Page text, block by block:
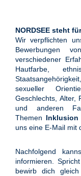
NORDSEE steht
Wir verpflichten
Bewerbungen
verschiedener
Hautfarbe,
sexueller
Geschlechts, Alter,
und anderen
Themen
uns eine E-Mail mit
Nachfolgend
informieren.
bewirb dich